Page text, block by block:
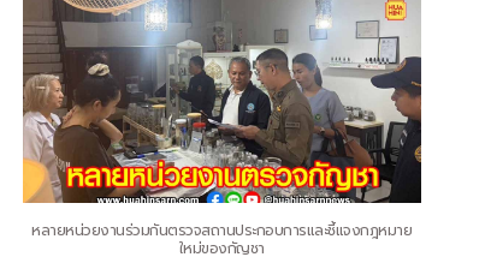
หลายหน่วยงานร่วมกันตรวจสถานประกอบการและชี้แจงกฎหมาย
ใหม่ของกัญชา